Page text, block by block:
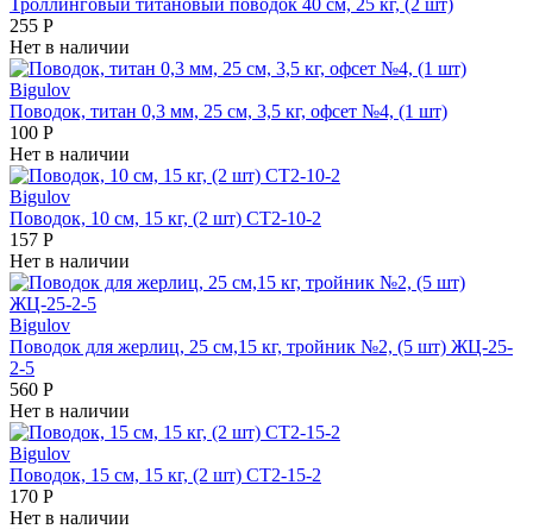
Троллинговый титановый поводок 40 см, 25 кг, (2 шт)
255 Р
Нет в наличии
Bigulov
Поводок, титан 0,3 мм, 25 см, 3,5 кг, офсет №4, (1 шт)
100 Р
Нет в наличии
Bigulov
Поводок, 10 см, 15 кг, (2 шт) СТ2-10-2
157 Р
Нет в наличии
Bigulov
Поводок для жерлиц, 25 см,15 кг, тройник №2, (5 шт) ЖЦ-25-
2-5
560 Р
Нет в наличии
Bigulov
Поводок, 15 см, 15 кг, (2 шт) СТ2-15-2
170 Р
Нет в наличии